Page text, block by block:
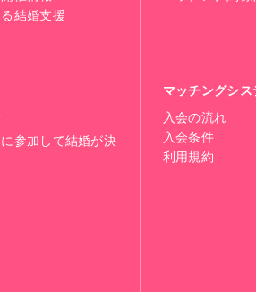
結婚支援
参加して結婚が決
マッチングシス
入会の流れ
入会条件
利用規約